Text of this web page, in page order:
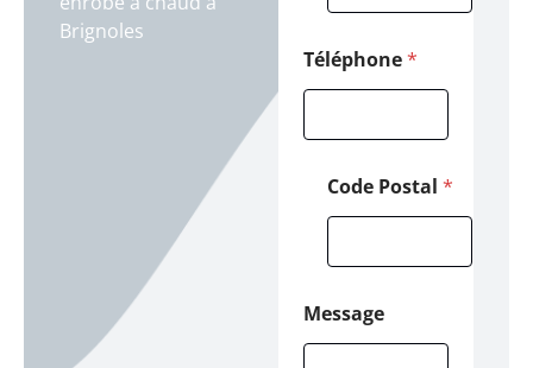
Brignoles
N
Téléphone*
Code Postal *
Message